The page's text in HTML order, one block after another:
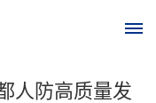
人防高质量发